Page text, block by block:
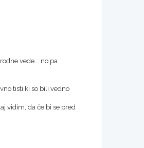
vede... no pa
tisti ki so bili vedno
vidim, da če bi se pred